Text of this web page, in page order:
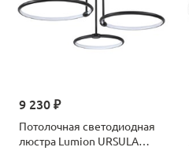
9 230 ₽
Потолочная светодиодная
люстра Lumion URSULA